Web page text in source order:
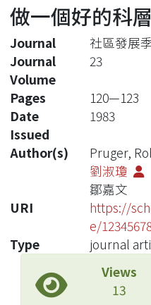
Statistics
做一個好的科
Journal
社區發展
Journal
Volume
23
Pages
120—123
Date
Issued
1983
Author(s)
Pruger,
劉淑瓊
鄒嘉文
URI
https://
e/
Type
journal
Views
13